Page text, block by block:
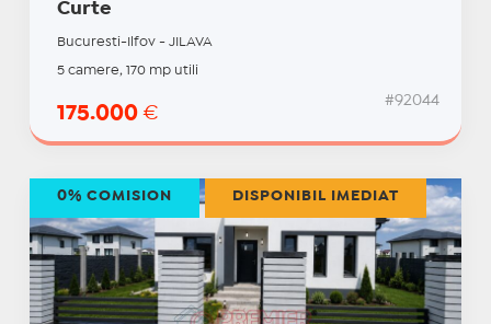
Curte
Bucuresti-Ilfov - JILAVA
5 camere, 170 mp utili
175.000 €
#92044
0% COMISION DISPONIBIL IMEDIAT